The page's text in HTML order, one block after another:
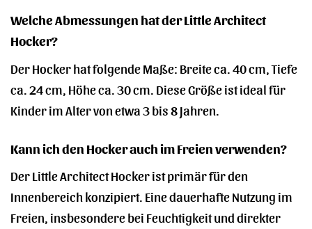
Welche Abmessungen hat der Little Architect
Hocker?
Der Hocker hat folgende Maße: Breite ca. 40 cm, Tiefe
ca. 24 cm, Höhe ca. 30 cm. Diese Größe ist ideal für
Kinder im Alter von etwa 3 bis 8 Jahren.
Kann ich den Hocker auch im Freien verwenden?
Der Little Architect Hocker ist primär für den
Innenbereich konzipiert. Eine dauerhafte Nutzung im
Freien, insbesondere bei Feuchtigkeit und direkter